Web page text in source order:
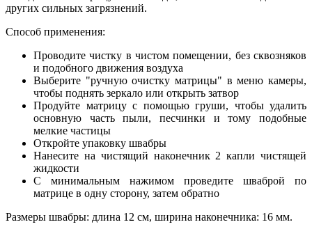
других сильных загрязнений.
Способ применения:
Проводите чистку в чистом помещении, без сквозняков
и подобного движения воздуха
Выберите "ручную очистку матрицы" в меню камеры,
чтобы поднять зеркало или открыть затвор
Продуйте матрицу с помощью груши, чтобы удалить
основную часть пыли, песчинки и тому подобные
мелкие частицы
Откройте упаковку швабры
Нанесите на чистящий наконечник 2 капли чистящей
жидкости
С минимальным нажимом проведите шваброй по
матрице в одну сторону, затем обратно
Размеры швабры: длина 12 см, ширина наконечника: 16 мм.